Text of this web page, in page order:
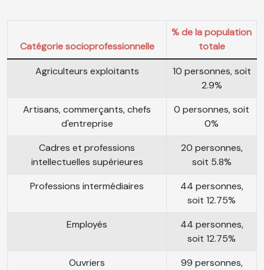
Catégorie socioprofessionnelle
% de la population
totale
Agriculteurs exploitants
10 personnes, soit
2.9%
Artisans, commerçants, chefs
d'entreprise
0 personnes, soit
0%
Cadres et professions
intellectuelles supérieures
20 personnes,
soit 5.8%
Professions intermédiaires
44 personnes,
soit 12.75%
Employés
44 personnes,
soit 12.75%
Ouvriers
99 personnes,